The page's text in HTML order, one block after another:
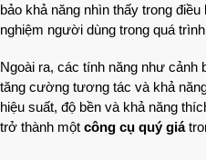
bảo khả năng nhìn thấy trong
nghiệm người dùng trong quá
Ngoài ra, các tính năng như cảnh
tăng cường tương tác và khả
hiệu suất, độ bền và khả năng
trở thành một công cụ quý giá